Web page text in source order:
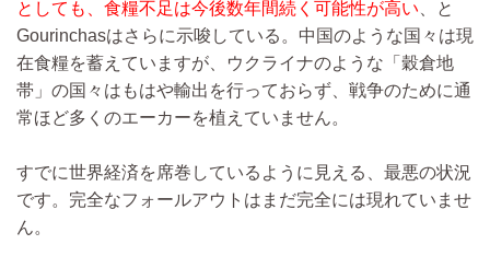
としても、食糧不足は今後数年間続く可能性が高い 、と
Gourinchasはさらに示唆している。中国のような国々は現
在食糧を蓄えていますが、ウクライナのような「穀倉地
帯」の国々はもはや輸出を行っておらず、戦争のために通
常ほど多くのエーカーを植えていません。
すでに世界経済を席巻しているように見える、最悪の状況
です。完全なフォールアウトはまだ完全には現れていませ
ん。